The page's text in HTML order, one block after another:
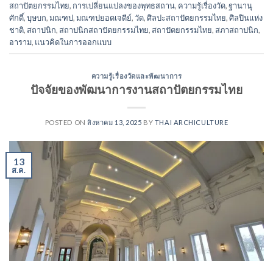
สถาปัตยกรรมไทย, การเปลี่ยนแปลงของพุทธสถาน, ความรู้เรื่องวัด,ฐานานุ
ศักดิ์,บุษบก,มณฑป,มณฑปยอดเจดีย์,วัด,ศิลปะสถาปัตยกรรมไทย,ศิลปินแห่ง
ชาติ, สถาปนิก, สถาปนิกสถาปัตยกรรมไทย, สถาปัตยกรรมไทย, สภาสถาปนิก,
อาราม, แนวคิดในการออกแบบ
ความรู้เรื่องวัดและพัฒนาการ
ปัจจัยของพัฒนาการงานสถาปัตยกรรมไทย
POSTED ONสิงหาคม 13, 2025 BY THAI ARCHICULTURE
13
ส.ค.